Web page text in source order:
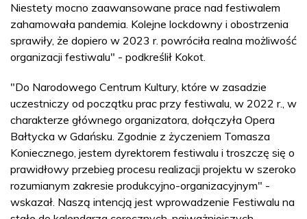
Niestety mocno zaawansowane prace nad festiwalem
zahamowała pandemia. Kolejne lockdowny i obostrzenia
sprawiły, że dopiero w 2023 r. powróciła realna możliwość
organizacji festiwalu" - podkreślił Kokot.
"Do Narodowego Centrum Kultury, które w zasadzie
uczestniczy od początku prac przy festiwalu, w 2022 r., w
charakterze głównego organizatora, dołączyła Opera
Bałtycka w Gdańsku. Zgodnie z życzeniem Tomasza
Koniecznego, jestem dyrektorem festiwalu i troszczę się o
prawidłowy przebieg procesu realizacji projektu w szeroko
rozumianym zakresie produkcyjno-organizacyjnym" -
wskazał. Naszą intencją jest wprowadzenie Festiwalu na